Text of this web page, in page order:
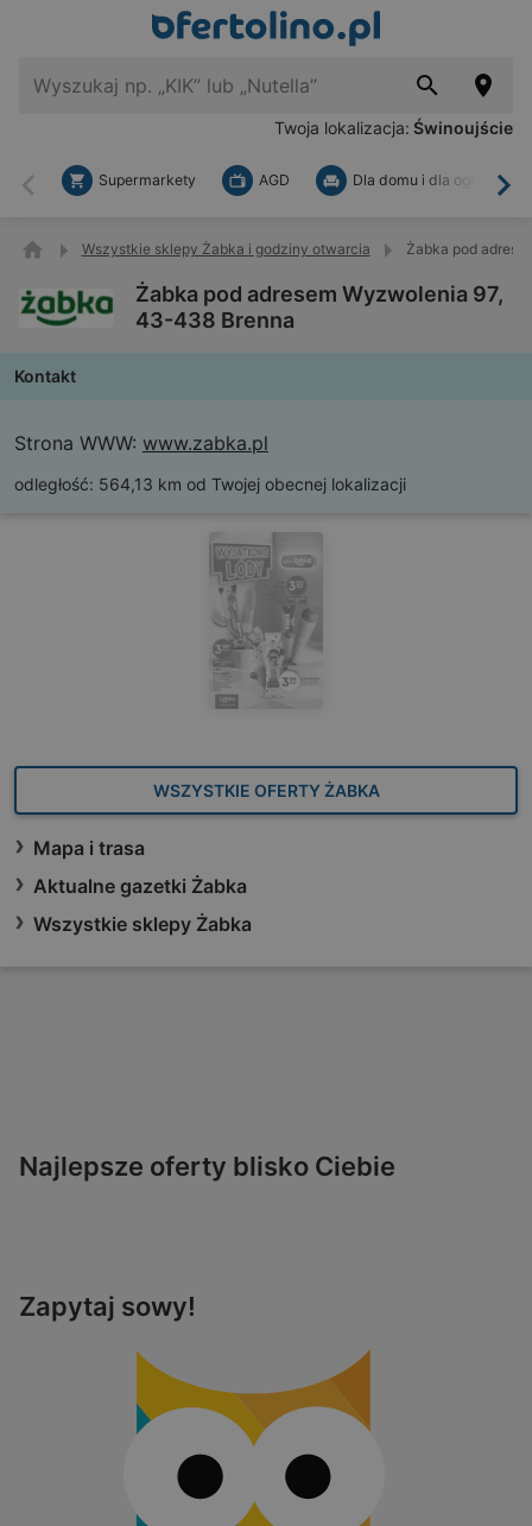
Twoja lokalizacja: Świnoujście
Wstecz
Supermarkety AGD Dla domu i dla ogrodu
Wszystkie sklepy Żabka i godziny otwarcia Żabka pod
Żabka pod adresem Wyzwolenia 97,
43-438 Brenna
Kontakt
Strona WWW: www.zabka.pl
odległość: 564,13 km od Twojej obecnej lokalizacji
WSZYSTKIE OFERTY ŻABKA
Mapa i trasa
Aktualne gazetki Żabka
Wszystkie sklepy Żabka
Najlepsze oferty blisko Ciebie
Zapytaj sowy!